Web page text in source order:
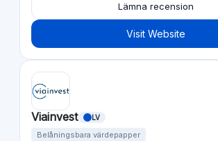
Lämna recension
Visit Website
Viainvest LV
Belåningsbara värdepapper